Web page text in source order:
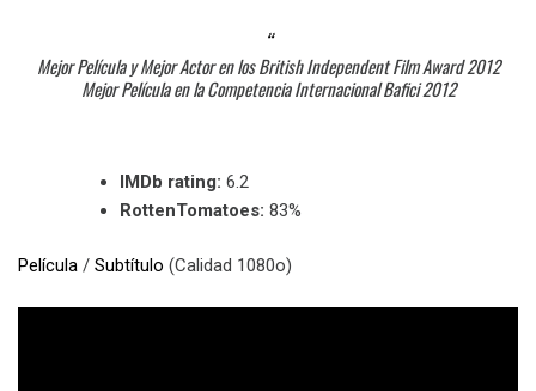
Mejor Película y Mejor Actor en los British Independent Film Award 2012
Mejor Película en la Competencia Internacional Bafici 2012
IMDb rating: 6.2
RottenTomatoes: 83%
Película / Subtítulo (Calidad 1080o)